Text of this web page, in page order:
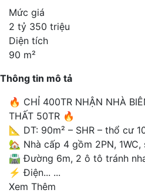
Mức giá
2 tỷ 350 triệu
Diện tích
90 m²
Thông tin mô tả
🔥 CHỈ 400TR NHẬN NHÀ
THẤT 50TR 🔥
📐 DT: 90m² – SHR – thổ cư
🏡 Nhà cấp 4 gồm 2PN,
🛣 Đường 6m, 2 ô tô tránh
⚡ Điện... ...
Xem Thêm